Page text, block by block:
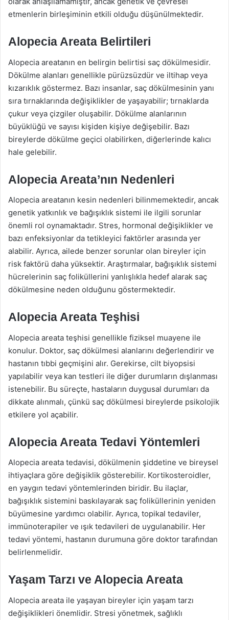
etmenlerin birleşiminin etkili olduğu düşünülmektedir.
Alopecia Areata Belirtileri
Alopecia areatanın en belirgin belirtisi saç dökülmesidir.
Dökülme alanları genellikle pürüzsüzdür ve iltihap veya
kızarıklık göstermez. Bazı insanlar, saç dökülmesinin yanı
sıra tırnaklarında değişiklikler de yaşayabilir; tırnaklarda
çukur veya çizgiler oluşabilir. Dökülme alanlarının
büyüklüğü ve sayısı kişiden kişiye değişebilir. Bazı
bireylerde dökülme geçici olabilirken, diğerlerinde kalıcı
hale gelebilir.
Alopecia Areata’nın Nedenleri
Alopecia areatanın kesin nedenleri bilinmemektedir, ancak
genetik yatkınlık ve bağışıklık sistemi ile ilgili sorunlar
önemli rol oynamaktadır. Stres, hormonal değişiklikler ve
bazı enfeksiyonlar da tetikleyici faktörler arasında yer
alabilir. Ayrıca, ailede benzer sorunlar olan bireyler için
risk faktörü daha yüksektir. Araştırmalar, bağışıklık sistemi
hücrelerinin saç foliküllerini yanlışlıkla hedef alarak saç
dökülmesine neden olduğunu göstermektedir.
Alopecia Areata Teşhisi
Alopecia areata teşhisi genellikle fiziksel muayene ile
konulur. Doktor, saç dökülmesi alanlarını değerlendirir ve
hastanın tıbbi geçmişini alır. Gerekirse, cilt biyopsisi
yapılabilir veya kan testleri ile diğer durumların dışlanması
istenebilir. Bu süreçte, hastaların duygusal durumları da
dikkate alınmalı, çünkü saç dökülmesi bireylerde psikolojik
etkilere yol açabilir.
Alopecia Areata Tedavi Yöntemleri
Alopecia areata tedavisi, dökülmenin şiddetine ve bireysel
ihtiyaçlara göre değişiklik gösterebilir. Kortikosteroidler,
en yaygın tedavi yöntemlerinden biridir. Bu ilaçlar,
bağışıklık sistemini baskılayarak saç foliküllerinin yeniden
büyümesine yardımcı olabilir. Ayrıca, topikal tedaviler,
immünoterapiler ve ışık tedavileri de uygulanabilir. Her
tedavi yöntemi, hastanın durumuna göre doktor tarafından
belirlenmelidir.
Yaşam Tarzı ve Alopecia Areata
Alopecia areata ile yaşayan bireyler için yaşam tarzı
değişiklikleri önemlidir. Stresi yönetmek, sağlıklı